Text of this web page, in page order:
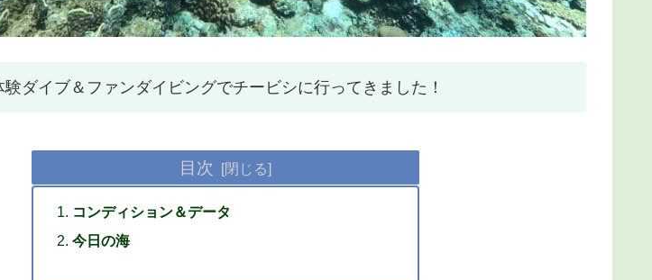
ダイブ＆ファンダイビングでチービシに行ってきました！
目次
コンディション＆データ
今日の海